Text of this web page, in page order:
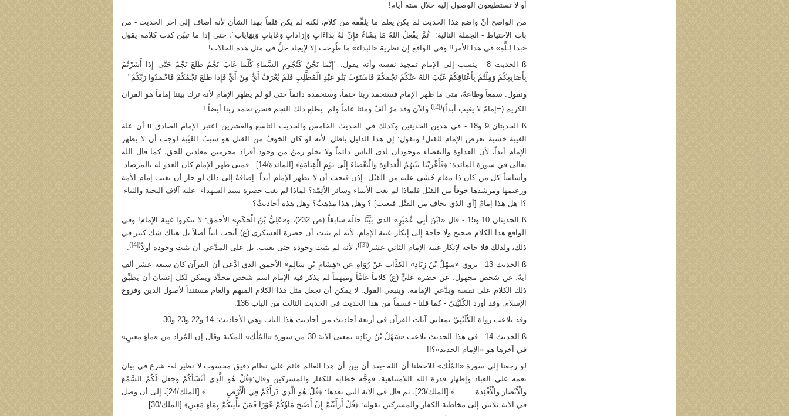
أو لا تستطيعون الوصول إليه خلال ستة أيام!
من الواضح أنّ واضع هذا الحديث لم يكن يعلم ما يلفِّقه من كلام، لكنه لم يكن قلقاً بهذا الشأن لأنه أضاف إلى آخر الحديث - من
باب الاحتياط - الجملة التالية: "ثُمَّ يَفْعَلُ اللهُ مَا يَشَاءُ فَإِنَّ لَهُ بَدَاءَاتٍ وَإِرَادَاتٍ وَغَايَاتٍ وَنِهَايَاتِ"، حتى إذا ما تبيّن كذب كلامه يقول
«بدا لِـلَّهِ» في هذا الأمر!! وفي الواقع إن نظرية «البداء» ما طُرِحَت إلا لإيجاد حلٍّ في مثل هذه الحالات!
ß الحديث 8
- ينسب إلى الإمام تمجيد نفسه وأنه يقول: "إِنَّمَا نَحْنُ كَنُجُومِ السَّمَاءِ كُلَّمَا غَابَ نَجْمٌ طَلَعَ نَجْمٌ حَتَّى إِذَا أَشَرْتُمْ
بِأَصَابِعِكُمْ وَمِلْتُمْ بِأَعْنَاقِكُمْ غَيَّبَ اللهُ عَنْكُمْ نَجْمَكُمْ فَاسْتَوَتْ بَنُو عَبْدِ الْمُطَّلِبِ فَلَمْ يُعْرَفْ أَيٌّ مِنْ أَيٍّ فَإِذَا طَلَعَ نَجْمُكُمْ فَاحْمَدُوا رَبَّكُمْ"
ونقول: سمعاً وطاعةً، متى ما ظهر الإمام فسنحمد ربنا حتماً، وسنحمده دائماً حتى لو لم يظهر الإمام لأنه ترك بيننا إماماً هو القرآن
الكريم (=إمامٌ لا يغيب أبداً)(
[2]
) والآن وقد مرَّ ألفٌ ومئتا عاماً ولم يطلع ذلك النجم فنحن نحمد ربنا أيضاً !
ß الحديثان 9 و18 - في هذين الحديثين وكذلك في الحديث الخامس والحديث التاسع والعشرين اعتبر الإمام الصادق u أن علة
الغيبة خشية تعرض الإمام للقتل! ونقول: إن هذا الدليل باطل. لأنه لو كان الخوفُ من القتل هو سببُ الغَيْبَة لوجب أن لا يظهر
الإمام أبداً، لأن العداوة والبغضاء موجودان لدى الناس دائماً ولا يخلو زمنٌ من وجود أفراد مجرمين معادين للحق، كما قال الله
تعالى في سورة المائدة: ﴿فَأَغْرَيْنَا بَيْنَهُمُ الْعَدَاوَةَ وَالْبَغْضَاءَ إِلَى يَوْمِ الْقِيَامَةِ﴾ [المائدة/14] . فمتى ظهر الإمام كان العدو له بالمرصاد.
وأساساً كل من كان ذا مقام خُشي عليه من القَتْل. إذن فيجب أن لا يظهر الإمام أبداً. إضافةً إلى ذلك لو جاز أن يغيب إمام الأمة
وزعيمها ومرشدها خوفاً من القَتْل فلماذا لم يغب الأنبياء وسائر الأئِمَّة؟ لماذا لم يغب حضرة سيد الشهداء -عليه آلاف التحية والثناء-
؟! هل هذا إمامٌ [أي الذي يخاف من القَتْل فيغيب] ؟ وهل هذا مذهبٌ؟ وهل هذه أحاديثُ؟
ß الحديثان 10 و15
- قال «ابْنُ أَبِي عُمَيْرٍ» الذي بيَّنَّا حالَه سابقاً (ص 232)، و«عَلِيُّ بْنُ الْحَكَمِ» الأحمق: لا تنكروا غيبة الإمام! وفي
الواقع هذا الكلام صحيح ولا حاجة إلى إنكار غيبة الإمام، لأنه لم يثبت أن حضرة العسكري (ع) أنجب ابناً أصلاً بل هناك شك كبير في
ذلك، ولذلك فلا حاجة لإنكار غيبة الإمام الثاني عشر (
[3]
)، لأنه لم يثبت وجوده حتى يغيب، بل على المدَّعي أن يثبت وجوده أولاً(
[4]
)
.
ß الحديث 13
- يروي «سَهْلُ بْنُ زِيَادٍ» الكذَّاب عَنْ رُوَاةٍ عن «هِشَامِ بْنِ سَالِمٍ» الأحمق الذي ادَّعى أن القرآن كان سبعة عشر ألف
آيةً، عن شخص مجهول، عن حضرة عليٍّ (ع) كلاماً عامَّاً ومبهماً لم يذكر فيه الإمام اسم شخص محدَّد ويمكن لكل إنسان أن يطبِّق
ذلك الكلام على نفسه ويدَّعي الإمامة. وينبغي القول: لا يمكن أن نجعل مثل هذا الكلام المبهم والعام مستنداً لأصول الدين وفروع
الإسلام. وقد أورد الكُلَيْنِيّ - كما قلنا - قسماً من هذا الحديث في الحديث الثالث من الباب 136.
وقد تلاعب رواة الكُلَيْنِيّ بمعاني آيات القرآن في أربعة أحاديث من أحاديث هذا الباب وهي الأحاديث: 14 و22 و23 و30.
ß الحديث 14
- في هذا الحديث تلاعب «سَهْلُ بْنُ زِيَادٍ» بمعنى الآية 30 من سورة «المُلْك» المكية وقال إن المُراد من «ماءٍ معينٍ»
في آخرها هو «الإمام الجديد»؟!!
لو رجعنا إلى سورة «المُلْك» للاحظنا أن الله -بعد أن بين أن هذا العالم قائم على نظام دقيق محسوب لا نظير له- شرع في بيان
نعمه على العباد وإظهار قدرة الله اللامتناهية، فوجَّه خطابه للكفار والمشركين وقال:﴿قُلْ هُوَ الَّذِي أَنْشَأَكُمْ وَجَعَلَ لَكُمُ السَّمْعَ
وَالْأَبْصَارَ وَالْأَفْئِدَةَ.........﴾ [الملك/23]، ثم قال في الآية التي بعدها: ﴿قُلْ هُوَ الَّذِي ذَرَأَكُمْ فِي الْأَرْضِ.........﴾ [الملك/24]، إلى أن وصل
في الآية ثلاثين إلى مخاطبة الكفار والمشركين بقوله: ﴿قُلْ أَرَأَيْتُمْ إِنْ أَصْبَحَ مَاؤُكُمْ غَوْرًا فَمَنْ يَأْتِيكُمْ بِمَاءٍ مَعِينٍ﴾ [الملك/30]